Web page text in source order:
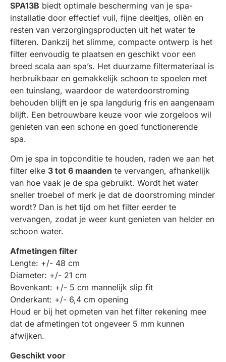
SPA13B biedt optimale bescherming van je spa-
installatie door effectief vuil, fijne deeltjes, oliën en
resten van verzorgingsproducten uit het water te
filteren. Dankzij het slimme, compacte ontwerp is het
filter eenvoudig te plaatsen en geschikt voor een
breed scala aan spa’s. Het duurzame filtermateriaal is
herbruikbaar en gemakkelijk schoon te spoelen met
een tuinslang, waardoor de waterdoorstroming
behouden blijft en je spa langdurig fris en aangenaam
blijft. Een betrouwbare keuze voor wie zorgeloos wil
genieten van een schone en goed functionerende
spa.
Om je spa in topconditie te houden, raden we aan het
filter elke 3 tot 6 maanden te vervangen, afhankelijk
van hoe vaak je de spa gebruikt. Wordt het water
sneller troebel of merk je dat de doorstroming minder
wordt? Dan is het tijd om het filter eerder te
vervangen, zodat je weer kunt genieten van helder en
schoon water.
Afmetingen filter
Lengte: +/- 48 cm
Diameter: +/- 21 cm
Bovenkant: +/- 5 cm mannelijk slip fit
Onderkant: +/- 6,4 cm opening
Houd er bij het opmeten van het filter rekening mee
dat de afmetingen tot ongeveer 5 mm kunnen
afwijken.
Geschikt voor